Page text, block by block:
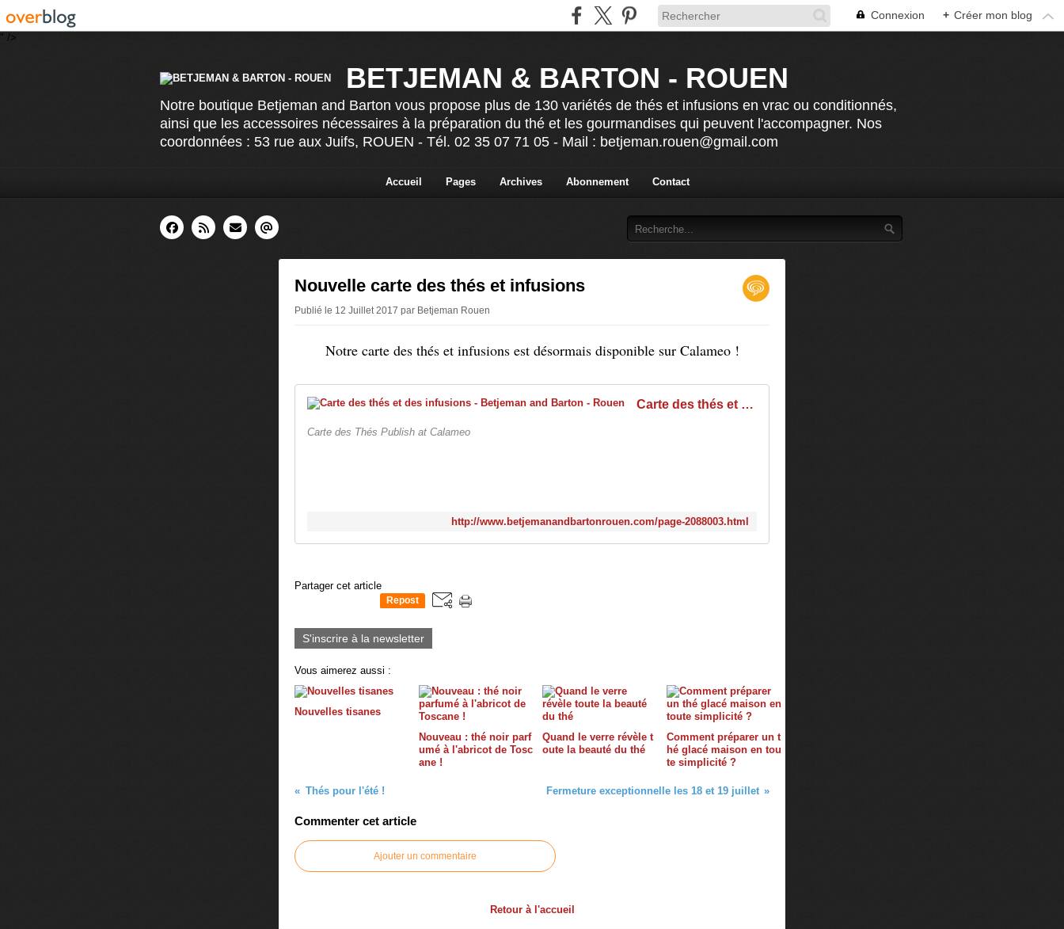
" />
Connexion + Créer mon blog
BETJEMAN & BARTON - ROUEN
Notre boutique Betjeman and Barton vous propose plus de 130 variétés de thés et infusions en vrac ou conditionnés,
ainsi que les accessoires nécessaires à la préparation du thé et les gourmandises qui peuvent l'accompagner. Nos
coordonnées : 53 rue aux Juifs, ROUEN - Tél. 02 35 07 71 05 - Mail : betjeman.rouen@gmail.com
Accueil Pages Archives Abonnement Contact
Nouvelle carte des thés et infusions
Publié le 12 Juillet 2017 par Betjeman Rouen
Notre carte des thés et infusions est désormais disponible sur Calameo !
Carte des thés et des infusions - Betjeman and Barton - Rouen
Carte des Thés Publish at Calameo
http://www.betjemanandbartonrouen.com/page-2088003.html
Partager cet article
Repost
S'inscrire à la newsletter
Vous aimerez aussi :
Nouvelles tisanes
Nouveau : thé noir parf
umé à l'abricot de Tosc
ane !
Quand le verre révèle t
oute la beauté du thé
Comment préparer un t
hé glacé maison en tou
te simplicité ?
Thés pour l'été ! Fermeture exceptionnelle les 18 et 19 juillet
Commenter cet article
Ajouter un commentaire
Retour à l'accueil